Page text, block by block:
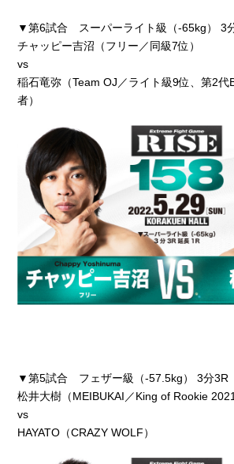
▼第6試合 スーパーライト級（-65kg） 3
チャッピー吉沼（フリー／同級7位）
vs
稲石竜弥（Team OJ／ライト級9位、第2代
者）
▼第5試合 フェザー級（-57.5kg） 3分3R
松井大樹（MEIBUKAI／King of Rookie
vs
HAYATO（CRAZY WOLF）